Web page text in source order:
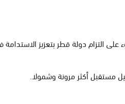
على التزام دولة قطر بتعزيز الاستدامة
مستقبل أكثر مرونة وشمولا.